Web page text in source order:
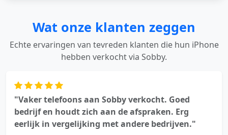
Wat onze klanten zeggen
Echte ervaringen van tevreden klanten die hun iPhone
hebben verkocht via Sobby.
"Vaker telefoons aan Sobby verkocht. Goed
bedrijf en houdt zich aan de afspraken. Erg
eerlijk in vergelijking met andere bedrijven."